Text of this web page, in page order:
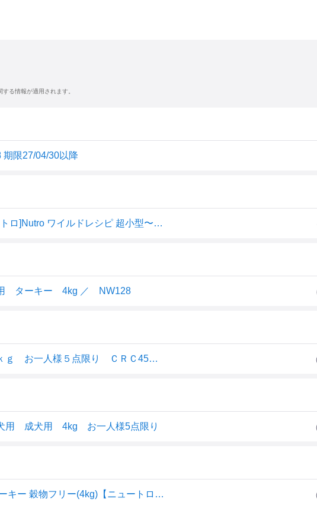
る情報が適用されます。
期限27/04/30以降
【LINE追加で500円OFF|お買い物が保護犬猫支援】[ニュートロ]Nutro ワイルドレシピ 超小型〜小型犬 成犬用 ターキー 4kg / グレインフリー 穀物不使用 ドッグフード ドライフード 4902397850731 #w-156843-00-00 [Nutro]
ターキー 4kg ／ NW128
ニュートロ ターキー 超小型犬ー小型犬用 成犬用 ４ｋｇ お一人様５点限り ＣＲＣ45―05―21―30―00 （
用 成犬用 4kg お一人様5点限り （
ニュートロ ワイルド レシピ 超小型犬〜小型犬用 成犬用 ターキー 穀物フリー(4kg)【ニュートロ】[ドッグフード] （